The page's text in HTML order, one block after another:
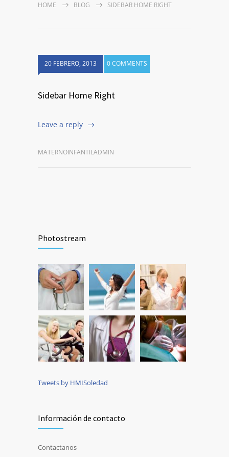
HOME BLOG SIDEBAR HOME RIGHT
20 FEBRERO, 2013 0 COMMENTS
Sidebar Home Right
Leave a reply
MATERNOINFANTILADMIN
Photostream
Tweets by HMISoledad
Información de contacto
Contactanos